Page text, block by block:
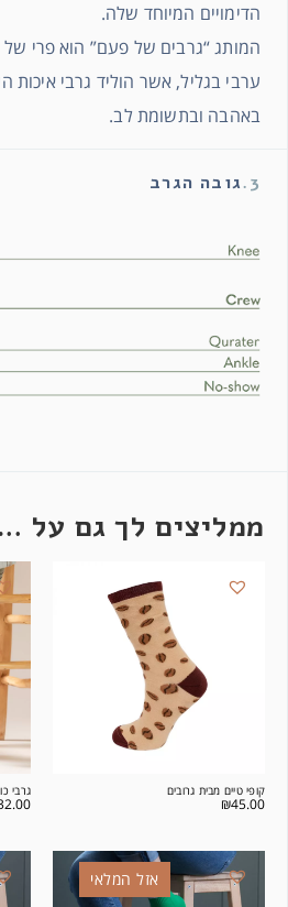
הדימויים המיוחד שלה.
המותג “גרבים של פעם” הוא פרי של
ערבי בגליל, אשר הוליד גרבי איכות
באהבה ובתשומת לב.
3. גובה הגרב
ממליצים לך גם על …
קופי טיים מבית גרובים
₪45.00
גרבי
אזל המלאי